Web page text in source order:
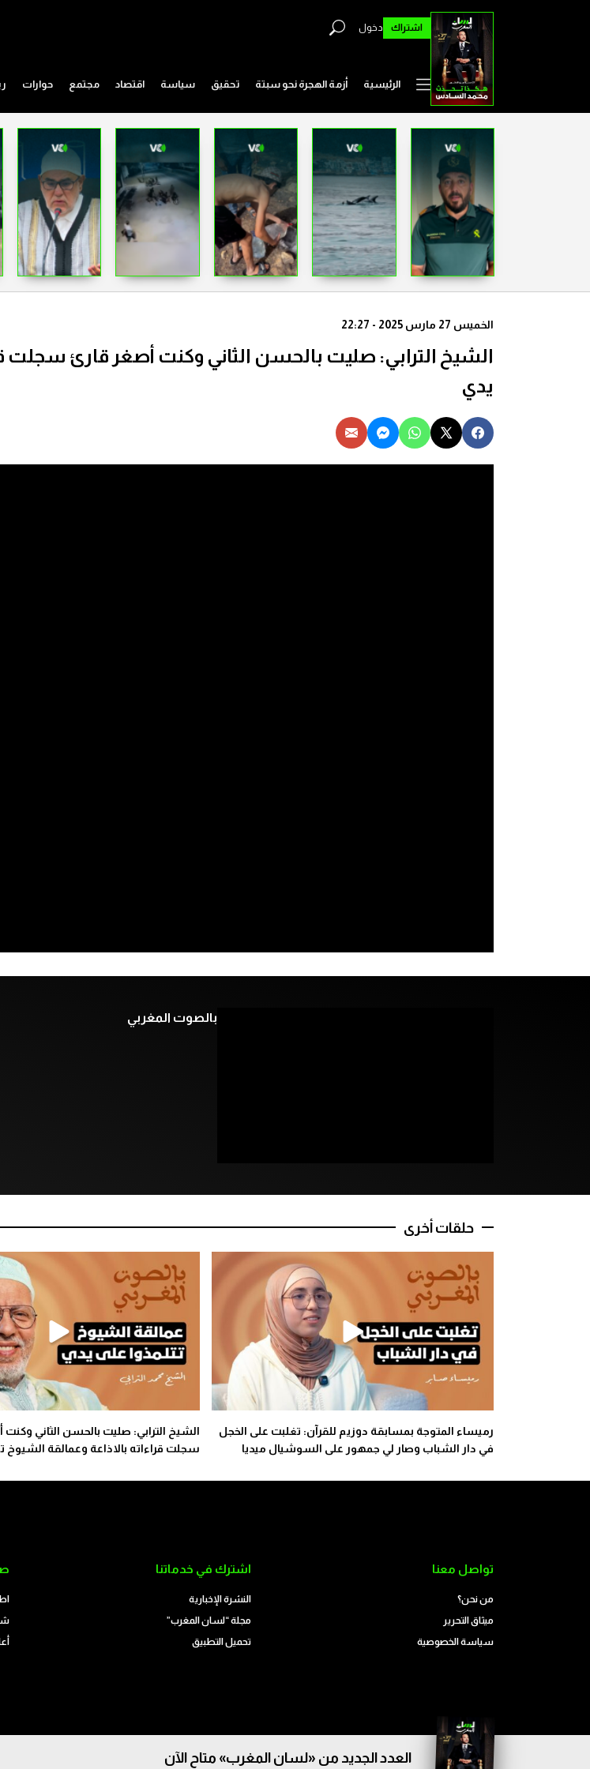
اشتراك دخول
الرئيسية أزمة الهجرة نحو سبتة تحقيق سياسة اقتصاد مجتمع حوارات
الخميس 27 مارس 2025 - 22:27
الشيخ الترابي: صليت بالحسن الثاني وكنت أصغر قارئ سجلت
يدي
بالصوت المغربي
حلقات أخرى
رميساء المتوجة بمسابقة دوزيم للقرآن: تغلبت على الخجل
في دار الشباب وصار لي جمهور على السوشيال ميديا
الشيخ الترابي: صليت بالحسن الثاني وكنت
سجلت قراءاته بالاذاعة وعمالقة الشيوخ
العدد الجديد من «لسان المغرب» متاح الآن
تواصل معنا
من نحن؟
ميثاق التحرير
سياسة الخصوصية
اشترك في خدماتنا
النشرة الإخبارية
مجلة “لسان المغرب”
تحميل التطبيق